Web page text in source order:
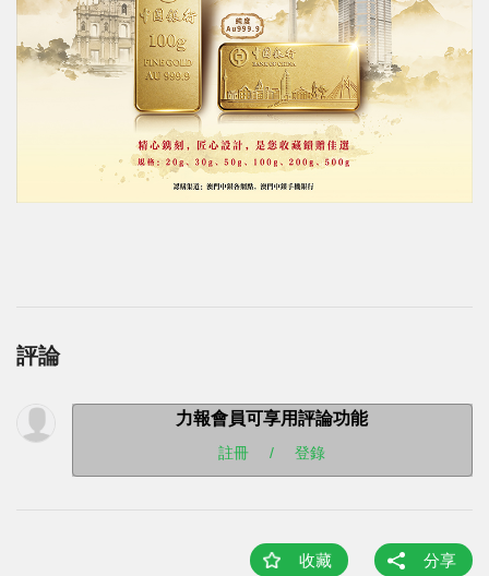
評論
力報會員可享用評論功能
註冊 / 登錄
收藏 分享